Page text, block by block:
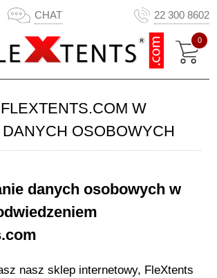
CHAT 22 300 8602
0
W
OSOBOWYCH
danych osobowych w
nasz sklep internetowy, FleXtents